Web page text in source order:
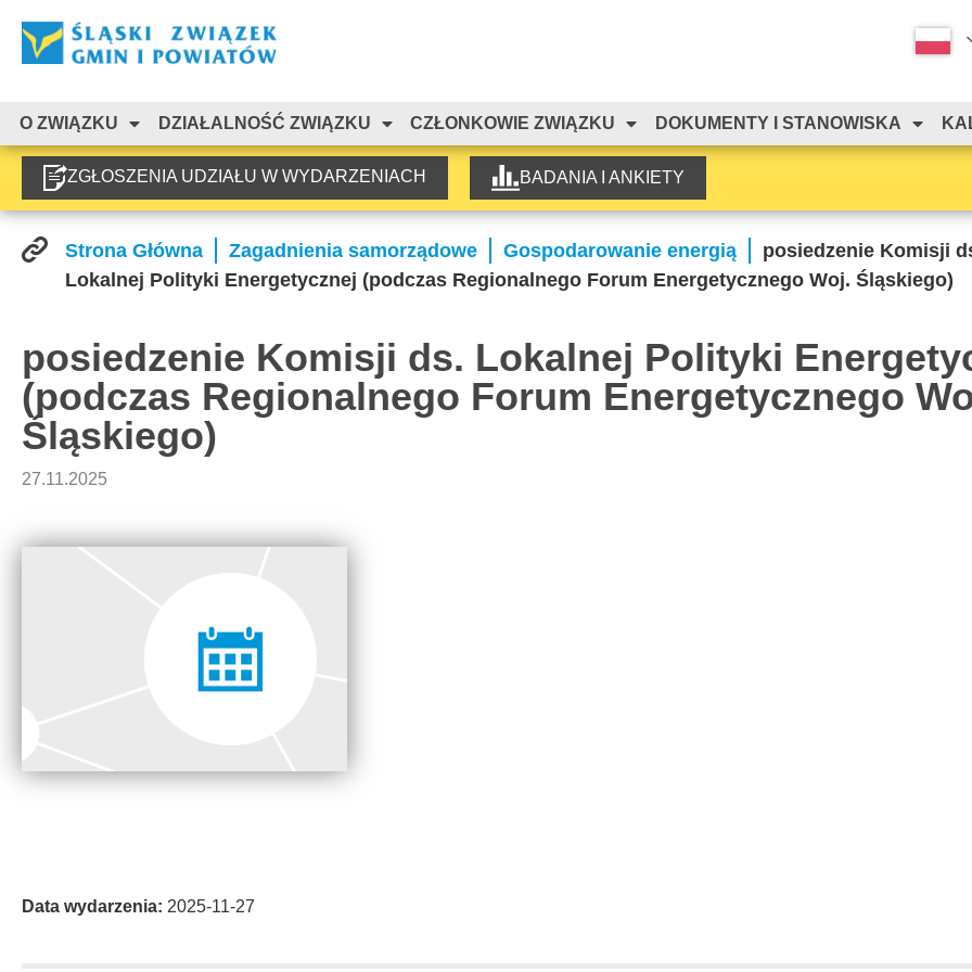
O ZWIĄZKU DZIAŁALNOŚĆ ZWIĄZKU CZŁONKOWIE ZWIĄZKU DOKUMENTY I STANOWISKA
ZGŁOSZENIA UDZIAŁU W WYDARZENIACH BADANIA I ANKIETY
Strona Główna Zagadnienia samorządowe Gospodarowanie energią
posiedzenie Komisji
Lokalnej Polityki Energetycznej (podczas Regionalnego Forum Energetycznego Woj. Śląskiego)
posiedzenie Komisji ds. Lokalnej Polityki
(podczas Regionalnego Forum Energetycznego
Śląskiego)
27.11.2025
Data wydarzenia: 2025-11-27